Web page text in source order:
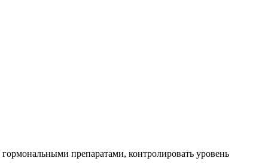
препаратами, контролировать уровень